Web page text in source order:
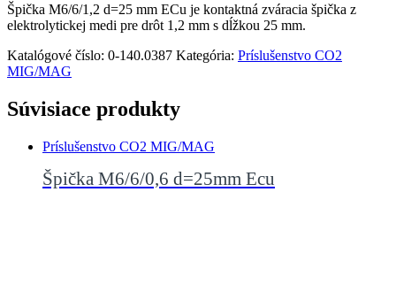
Špička M6/6/1,2 d=25 mm ECu je kontaktná zváracia špička z
elektrolytickej medi pre drôt 1,2 mm s dĺžkou 25 mm.
Katalógové číslo: 0-140.0387 Kategória: Príslušenstvo CO2
MIG/MAG
Súvisiace produkty
Príslušenstvo CO2 MIG/MAG
Špička M6/6/0,6 d=25mm Ecu